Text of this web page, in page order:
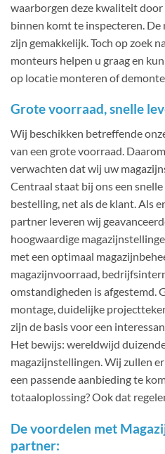
waarborgen deze kwaliteit
binnen komt te inspecteren. De
zijn gemakkelijk. Toch op zoek
monteurs helpen u graag en
op locatie monteren of
Grote voorraad, snelle
Wij beschikken betreffende
van een grote voorraad.
verwachten dat wij uw
Centraal staat bij ons een
bestelling, net als de klant. Als
partner leveren wij
hoogwaardige
met een optimaal
magazijnvoorraad,
omstandigheden is afgestemd.
montage, duidelijke
zijn de basis voor een
Het bewijs: wereldwijd
magazijnstellingen. Wij zullen
een passende aanbieding te
totaaloplossing? Ook dat
De voordelen met
partner: